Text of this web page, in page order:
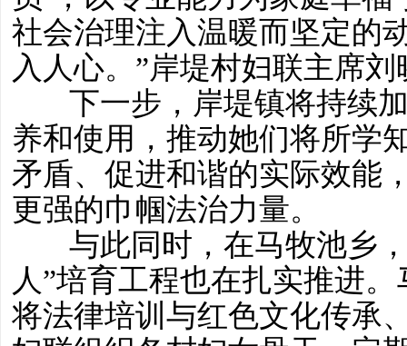
社会治理注入温暖而坚定的
入人心。”岸堤村妇联主席
下一步，岸堤镇将持续
养和使用，推动她们将所学
矛盾、促进和谐的实际效能
更强的巾帼法治力量。
与此同时，在马牧池乡
人”培育工程也在扎实推进
将法律培训与红色文化传承